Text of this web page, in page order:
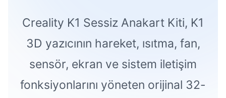
Creality K1 Sessiz Anakart Kiti, K1
3D yazıcının hareket, ısıtma, fan,
sensör, ekran ve sistem iletişim
fonksiyonlarını yöneten orijinal 32-